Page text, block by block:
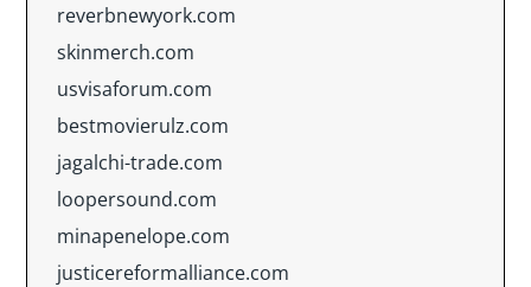
reverbnewyork.com
skinmerch.com
usvisaforum.com
bestmovierulz.com
jagalchi-trade.com
loopersound.com
minapenelope.com
justicereformalliance.com